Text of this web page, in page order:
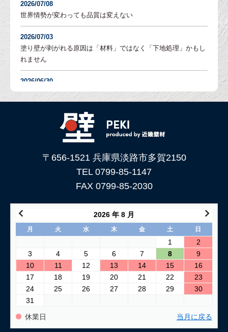
2026/07/08
世界情勢が変わっても品質は変えない
2026/07/03
塗り壁が剥がれる原因は「材料」ではなく「下地処理」かもし
れません
2026/06/30
塗り壁の「吸水調整」とは？DIYでも失敗しないための重要な
下地処理を解説
「土壁」と「漆喰」 仕上がり表情はどんな違いがある？
2026/05/29
土壁仕上げ材「塗ってくれい」がリニューアルしました！
コンクリートに土壁を塗る方法
2026/04/04
仕上げ材（漆喰や土壁）が部分的に剥がれた壁の塗り替え方法
2026/03/24
古い壁の塗り替え｜失敗しない下地処理のポイント
2026/03/06
「壁カラー」はどんな塗り壁材の着色に使える もちろん土壁
にも！
〒656-1521 兵庫県淡路市多賀2150
TEL 0799-85-1147
FAX 0799-85-2030
2026 年 8 月
月 火 水 木 金 土 日
1
2
3
4 5 6 7 8
9
10
11 12 13 14 15
16
17
18 19 20 21 22
23
24
25 26 27 28 29
30
31
休業日 当月に戻る